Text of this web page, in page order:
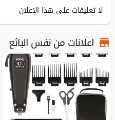
لا تعليقات على هذا الإعلان
اعلانات من نفس البائع